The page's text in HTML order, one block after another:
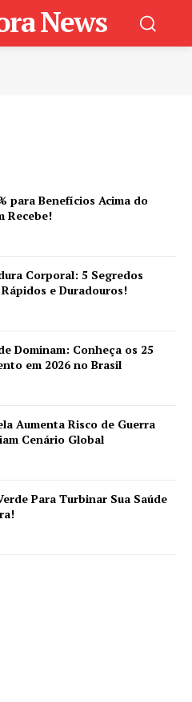
News
para Benefícios Acima do
Recebe!
Corporal: 5 Segredos
e Duradouros!
Dominam: Conheça os 25
em 2026 no Brasil
Aumenta Risco de Guerra
Cenário Global
Para Turbinar Sua Saúde